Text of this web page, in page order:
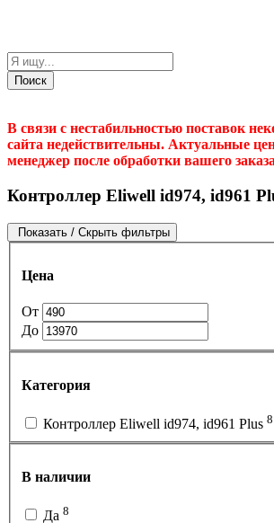
Поиск
В связи с нестабильностью поставок
сайта недействительны. Актуальные
менеджер после обработки вашего
Контроллер Eliwell id974, id961
Показать / Скрыть фильтры
Цена
От
До
Категория
Контроллер Eliwell id974, id961 Plus 8
В наличии
Да 8